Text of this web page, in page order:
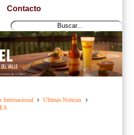
Contacto
Internacional
Ultimas Noticias